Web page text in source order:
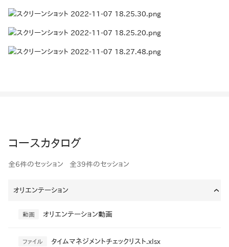
コースカタログ
全6件のセッション 全39件のセッション
オリエンテーション ›
動画 オリエンテーション動画
ファイル タイムマネジメントチェックリスト.xlsx